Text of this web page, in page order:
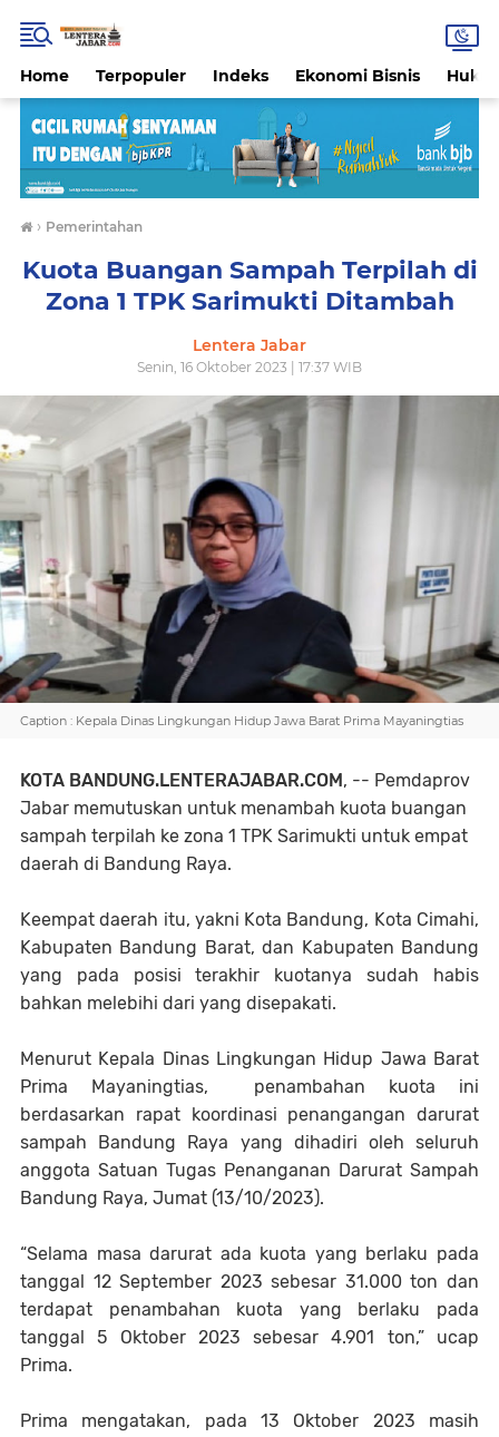
Home Terpopuler Indeks Ekonomi Bisnis
› Pemerintahan
Kuota Buangan Sampah Terpilah di
Zona 1 TPK Sarimukti Ditambah
Lentera Jabar
Senin, 16 Oktober 2023 | 17:37 WIB
Caption : Kepala Dinas Lingkungan Hidup Jawa Barat Prima Mayaningtias
KOTA BANDUNG.LENTERAJABAR.COM, -- Pemdaprov
Jabar memutuskan untuk menambah kuota buangan
sampah terpilah ke zona 1 TPK Sarimukti untuk empat
daerah di Bandung Raya.
Keempat daerah itu, yakni Kota Bandung, Kota Cimahi,
Kabupaten Bandung Barat, dan Kabupaten Bandung
yang pada posisi terakhir kuotanya sudah habis
bahkan melebihi dari yang disepakati.
Menurut Kepala Dinas Lingkungan Hidup Jawa Barat
Prima Mayaningtias, penambahan kuota ini
berdasarkan rapat koordinasi penangangan darurat
sampah Bandung Raya yang dihadiri oleh seluruh
anggota Satuan Tugas Penanganan Darurat Sampah
Bandung Raya, Jumat (13/10/2023).
“Selama masa darurat ada kuota yang berlaku pada
tanggal 12 September 2023 sebesar 31.000 ton dan
terdapat penambahan kuota yang berlaku pada
tanggal 5 Oktober 2023 sebesar 4.901 ton,” ucap
Prima.
Prima mengatakan, pada 13 Oktober 2023 masih